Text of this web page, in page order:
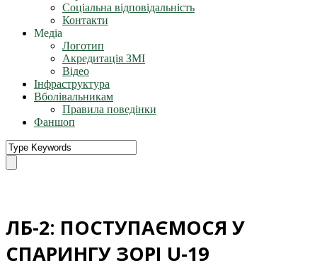
Соціальна відповідальність
Контакти
Медіа
Логотип
Акредитація ЗМІ
Відео
Інфраструктура
Вболівальникам
Правила поведінки
Фаншоп
ЛБ-2: ПОСТУПАЄМОСЯ У
СПАРИНГУ ЗОРІ U-19